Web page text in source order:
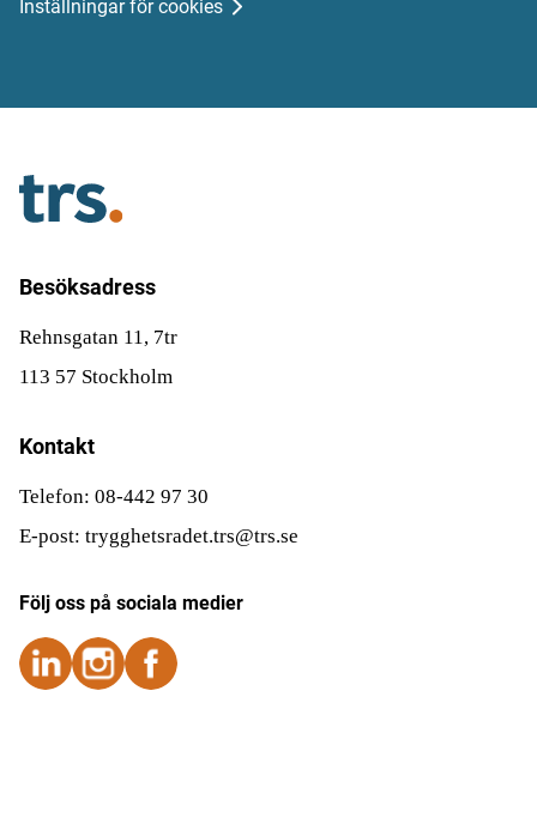
Inställningar för cookies
Besöksadress
Rehnsgatan 11, 7tr
113 57 Stockholm
Kontakt
Telefon: 08-442 97 30
E-post: trygghetsradet.trs@trs.se
Följ oss på sociala medier
Följ oss på Instagram
Följ oss på Instagram